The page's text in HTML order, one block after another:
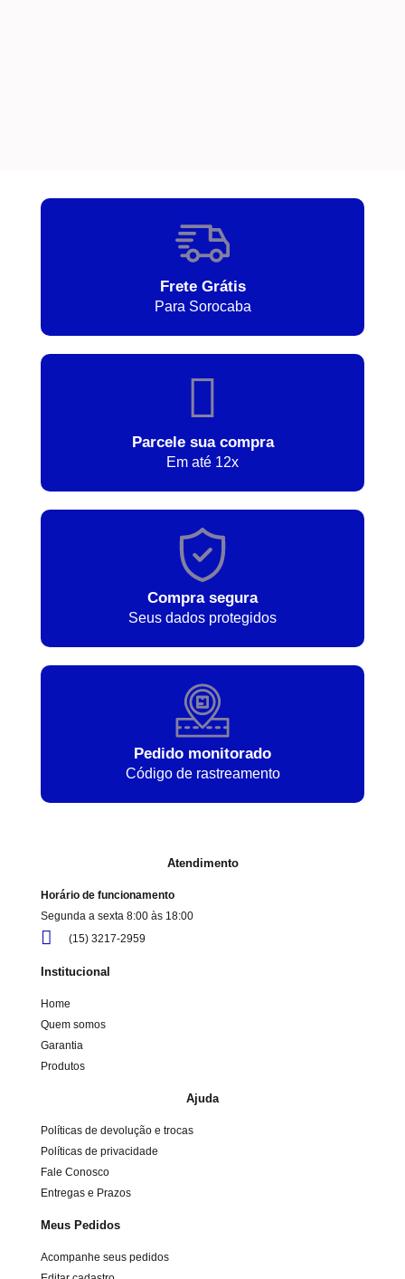
Frete Grátis
Para Sorocaba
Parcele sua compra
Em até 12x
Compra segura
Seus dados protegidos
Pedido monitorado
Código de rastreamento
Atendimento
Horário de funcionamento
Segunda a sexta 8:00 às 18:00
(15) 3217-2959
Institucional
Home
Quem somos
Garantia
Produtos
Ajuda
Políticas de devolução e trocas
Políticas de privacidade
Fale Conosco
Entregas e Prazos
Meus Pedidos
Acompanhe seus pedidos